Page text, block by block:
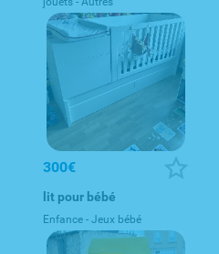
300€
lit pour bébé
Enfance - Jeux bébé